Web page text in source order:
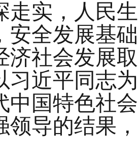
走实，人民
安全发展基
济社会发展
习近平同志
中国特色社
领导的结果